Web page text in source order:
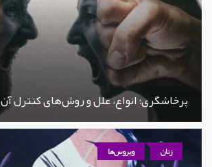
پرخاشگری؛ انواع، علل و روش‌های کنترل آن
زنان ویروس‌ها